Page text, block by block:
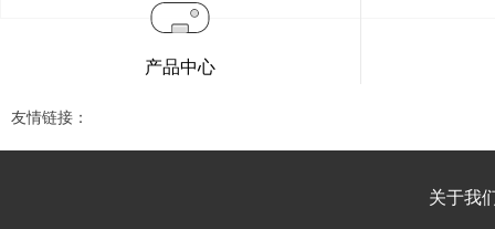
产品中心
友情链接：
关于我